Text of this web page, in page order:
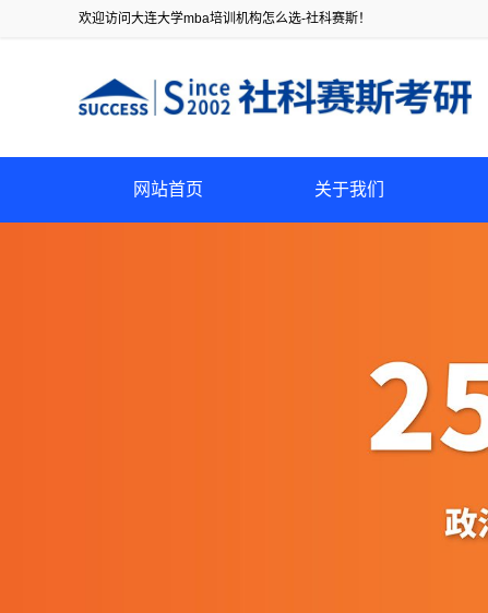
欢迎访问大连大学mba培训机构怎么选-社科赛斯！
网站首页 关于我们